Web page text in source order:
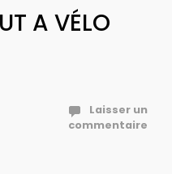
A VÉLO
Laisser un
commentaire